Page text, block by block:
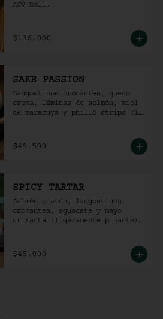
ACV Roll.
$136.000
SAKE PASSION
Langostinos crocantes, queso
crema, láminas de salmón, miel
de maracuyá y phillo strips (10
$49.500
SPICY TARTAR
Salmón o atún, langostinos
crocantes, aguacate y mayo
sriracha (ligeramente picante).
$45.000